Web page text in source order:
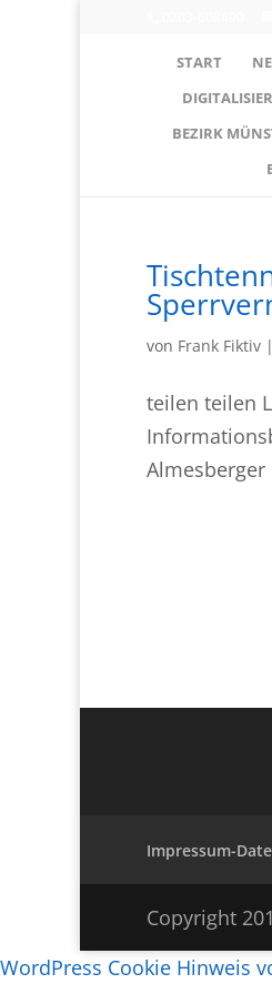
START
BEZIRK
von Frank Fiktiv |
teilen teilen
Impressum-
Copyright
WordPress Cookie Hinweis